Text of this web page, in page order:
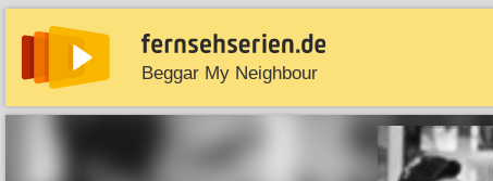
Beggar My Neighbour
News Entdecken Streaming